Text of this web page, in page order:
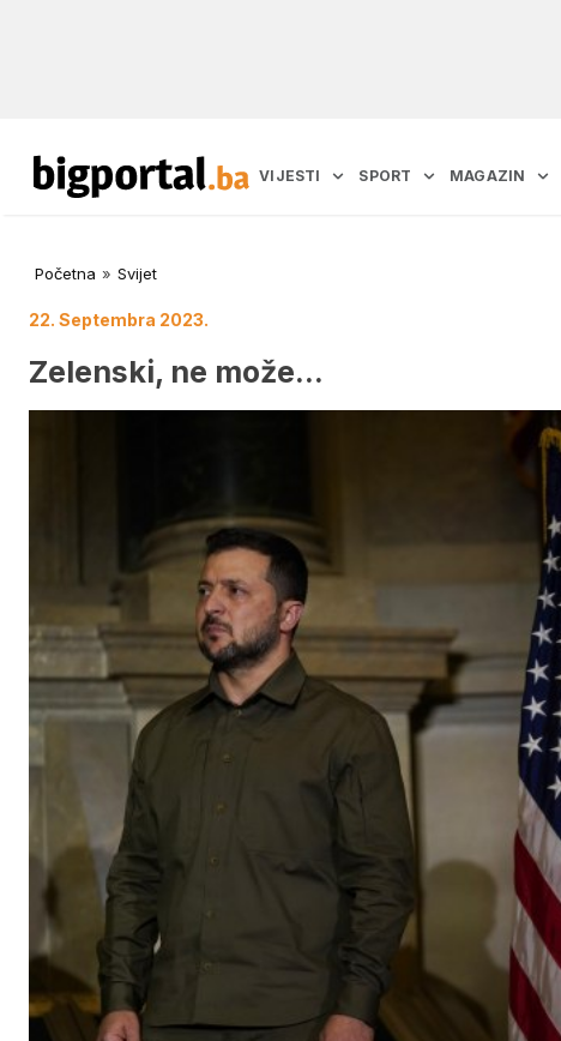
VIJESTI SPORT MAGAZIN
Početna » Svijet
22. Septembra 2023.
Zelenski, ne može…